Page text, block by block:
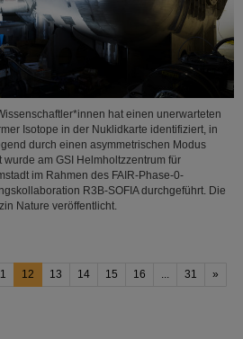
hat einen unerwarteten
Isotope in der Nuklidkarte identifiziert, in
durch einen asymmetrischen Modus
am GSI Helmholtzzentrum für
im Rahmen des FAIR-Phase-0-
R3B-SOFIA durchgeführt. Die
Nature veröffentlicht.
12 13 14 15 16 31 »